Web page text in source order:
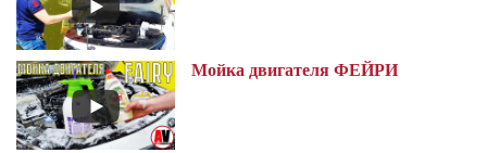
Мойка двигателя ФЕЙРИ